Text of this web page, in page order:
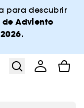
para descubrir
Adviento